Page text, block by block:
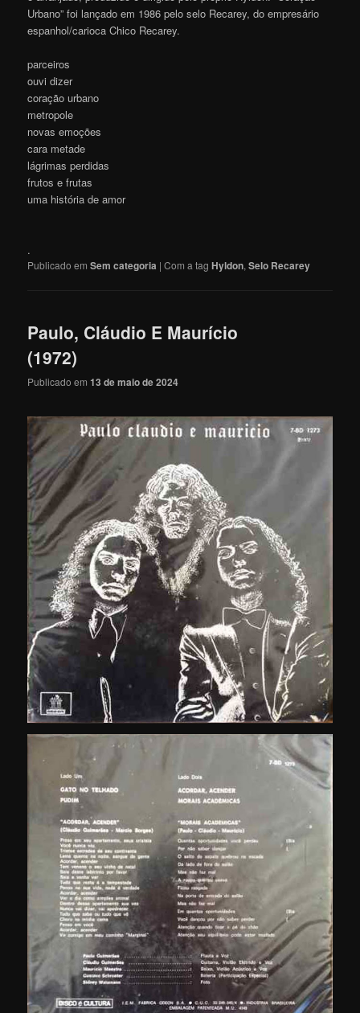
Urbano” foi lançado em 1986 pelo selo Recarey, do empresário
espanhol/carioca Chico Recarey.
parceiros
ouvi dizer
coração urbano
metropole
novas emoções
cara metade
lágrimas perdidas
frutos e frutas
uma história de amor
.
Publicado em Sem categoria |Com a tagHyldon,Selo Recarey
Paulo, Cláudio E Maurício
(1972)
Publicado em13 de maio de 2024